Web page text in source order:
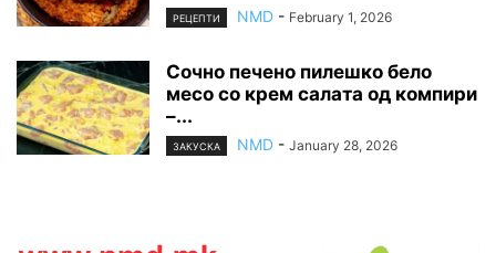
РЕЦЕПТИ NMD - February 1, 2026
Сочно печено пилешко бело
месо со крем салата од компири
–...
ЗАКУСКА NMD - January 28, 2026